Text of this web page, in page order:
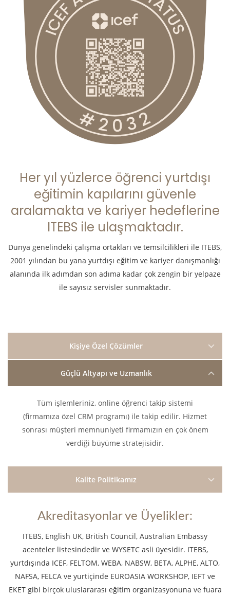
Her yıl yüzlerce öğrenci yurtdışı
eğitimin kapılarını güvenle
aralamakta ve kariyer hedeflerine
ITEBS ile ulaşmaktadır.
Dünya genelindeki çalışma ortakları ve temsilcilikleri ile ITEBS,
2001 yılından bu yana yurtdışı eğitim ve kariyer danışmanlığı
alanında ilk adımdan son adıma kadar çok zengin bir yelpaze
ile sayısız servisler sunmaktadır.
Kişiye Özel Çözümler
Güçlü Altyapı ve Uzmanlık
Tüm işlemleriniz, online öğrenci takip sistemi
(firmamıza özel CRM programı) ile takip edilir. Hizmet
sonrası müşteri memnuniyeti firmamızın en çok önem
verdiği büyüme stratejisidir.
Kalite Politikamız
Akreditasyonlar ve Üyelikler:
ITEBS, English UK, British Council, Australian Embassy
acenteler listesindedir ve WYSETC asli üyesidir. ITEBS,
yurtdışında ICEF, FELTOM, WEBA, NABSW, BETA, ALPHE, ALTO,
NAFSA, FELCA ve yurtiçinde EUROASIA WORKSHOP, IEFT ve
EKET gibi birçok uluslararası eğitim organizasyonuna ve fuara